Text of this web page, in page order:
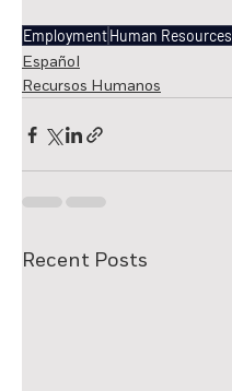
EmploymentHuman Resources
Español
Recursos Humanos
Recent Posts